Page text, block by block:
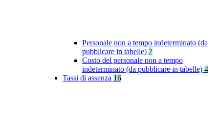
Personale non a tempo indeterminato (da
pubblicare in tabelle) 7
Costo del personale non a tempo
indeterminato (da pubblicare in tabelle) 4
Tassi di assenza 16